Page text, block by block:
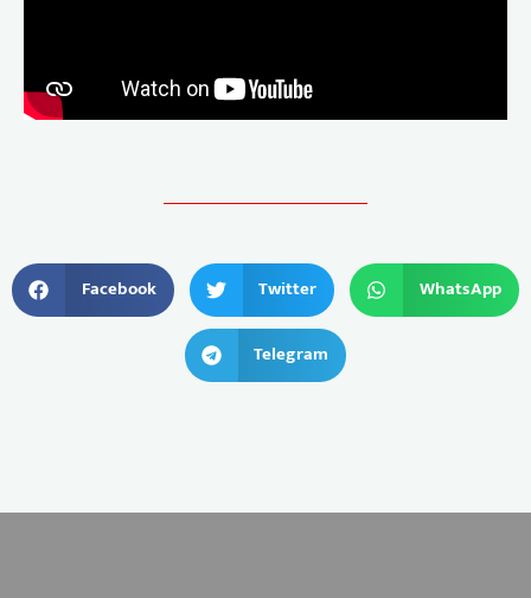
Facebook Twitter WhatsApp
Telegram